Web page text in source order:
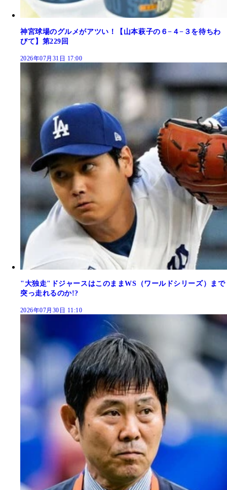
神宮球場のグルメがアツい！【山本萩子の６−４−３を待ちわ
びて】第229回
2026年07月31日 17:00
"大独走"ドジャースはこのままWS（ワールドシリーズ）まで
突っ走れるのか!?
2026年07月30日 11:10